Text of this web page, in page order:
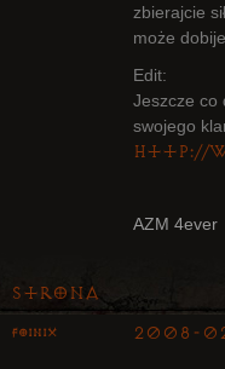
zbierajcie
może
Edit:
Jeszcze co
swojego
http://
AZM 4ever
Strona
Foinix 2008-